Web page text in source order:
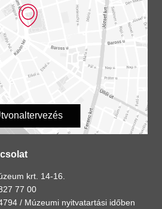
krt. 14-16.
77 00
/ Múzeumi nyitvatartási időben